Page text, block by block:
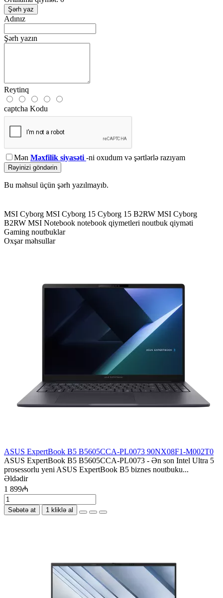
Şərh yaz
Adınız
Şərh yazın
Reytinq
captcha Kodu
Mən Məxfilik siyasəti -ni oxudum və şərtlərlə razıyam
Rəyinizi göndərin
Bu məhsul üçün şərh yazılmayıb.
MSI Cyborg MSI Cyborg 15 Cyborg 15 B2RW MSI Cyborg
B2RW MSI Notebook notebook qiymetleri noutbuk qiyməti
Gaming noutbuklar
Oxşar məhsullar
ASUS ExpertBook B5 B5605CCA-PL0073 90NX08F1-M002T0
ASUS ExpertBook B5 B5605CCA-PL0073 - Ən son Intel Ultra 5
prosessorlu yeni ASUS ExpertBook B5 biznes noutbuku...
Əldədir
1 899₼
Səbətə at 1 kliklə al